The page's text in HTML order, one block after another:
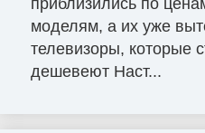
приблизились по
моделям, а их уже
телевизоры, которые
дешевеют Наст...